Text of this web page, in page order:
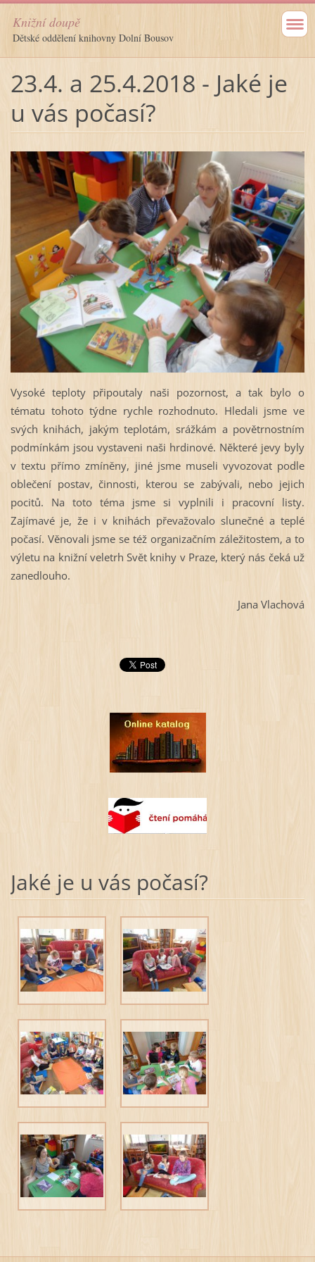
Knižní doupě
Dětské oddělení knihovny Dolní Bousov
23.4. a 25.4.2018 - Jaké je
u vás počasí?
Vysoké teploty připoutaly naši pozornost, a tak bylo o
tématu tohoto týdne rychle rozhodnuto. Hledali jsme ve
svých knihách, jakým teplotám, srážkám a povětrnostním
podmínkám jsou vystaveni naši hrdinové. Některé jevy byly
v textu přímo zmíněny, jiné jsme museli vyvozovat podle
oblečení postav, činnosti, kterou se zabývali, nebo jejich
pocitů. Na toto téma jsme si vyplnili i pracovní listy.
Zajímavé je, že i v knihách převažovalo slunečné a teplé
počasí. Věnovali jsme se též organizačním záležitostem, a to
výletu na knižní veletrh Svět knihy v Praze, který nás čeká už
zanedlouho.
Jana Vlachová
Jaké je u vás počasí?